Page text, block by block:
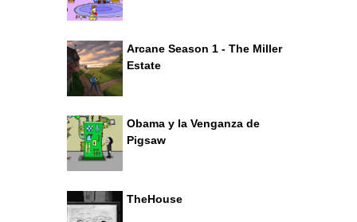
Arcane Season 1 - The Miller
Estate
Obama y la Venganza de
Pigsaw
TheHouse